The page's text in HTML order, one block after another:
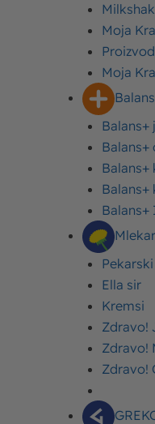
Moja
Moja
Balans+
Balans+
Balans+
Balans+
Balans+
Ella sir
Kremsi
Zdravo!
Zdravo!
Zdravo!
Ažurirano:
Proizvodi
šampionskim
Proizvodi
nagrađeni